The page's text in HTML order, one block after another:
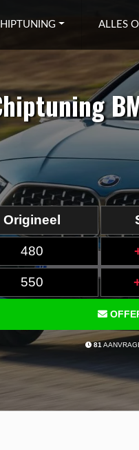
ALLES
Origineel
480
550
81